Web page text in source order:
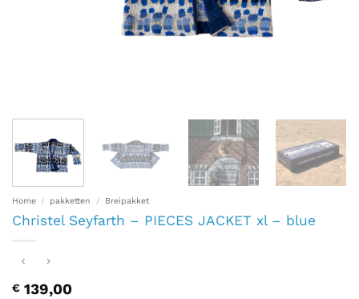
Home / pakketten / Breipakket
Christel Seyfarth – PIECES JACKET xl – blue
€ 139,00